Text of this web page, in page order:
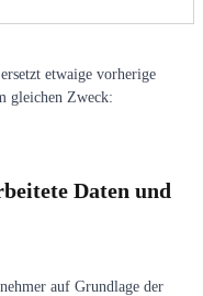
etwaige vorherige
gleichen Zweck:
Daten und
auf Grundlage der